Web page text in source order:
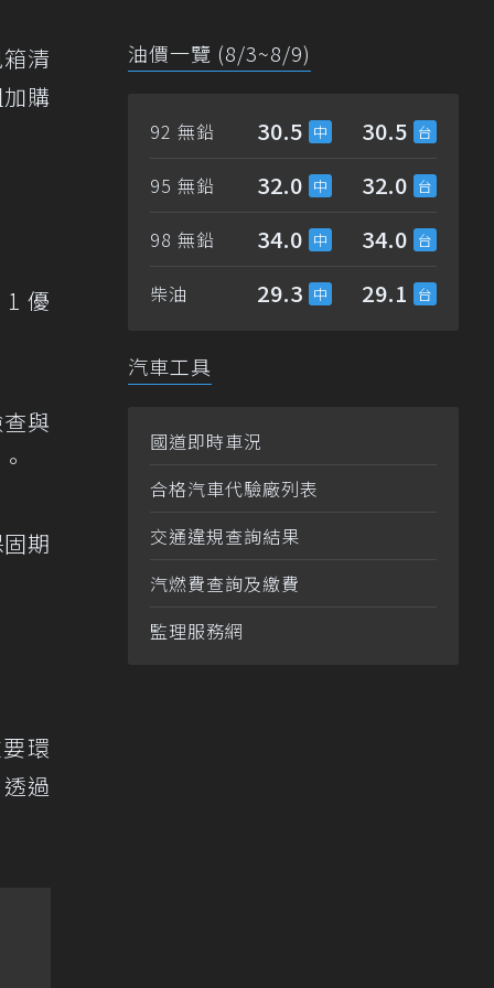
清
購
優
與
期
環
過
油價一覽 (8/3~8/9)
92 無鉛 30.5 30.5
95 無鉛 32.0 32.0
98 無鉛 34.0 34.0
柴油 29.3 29.1
汽車工具
國道即時車況
合格汽車代驗廠列表
交通違規查詢結果
汽燃費查詢及繳費
監理服務網